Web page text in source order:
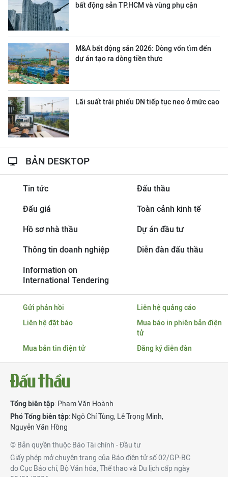
bất động sản TP.HCM và vùng phụ cận
M&A bất động sản 2026: Dòng vốn tìm đến
dự án tạo ra dòng tiền thực
Lãi suất trái phiếu DN tiếp tục neo ở mức cao
BẢN DESKTOP
Tin tức Đấu thầu
Đấu giá Toàn cảnh kinh tế
Hồ sơ nhà thầu Dự án đầu tư
Thông tin doanh nghiệp Diễn đàn đấu thầu
Information on
International Tendering
Gửi phản hồi
Liên hệ quảng cáo
Liên hệ đặt báo
Mua báo in phiên bản điện
tử
Mua bản tin điện tử
Đăng ký diễn đàn
Tổng biên tập: Phạm Văn Hoành
Phó Tổng biên tập: Ngô Chí Tùng, Lê Trọng Minh,
Nguyễn Văn Hồng
© Bản quyền thuộc Báo Tài chính - Đầu tư
Giấy phép mở chuyên trang của Báo điện tử số 02/GP-BC
do Cục Báo chí, Bộ Văn hóa, Thể thao và Du lịch cấp ngày